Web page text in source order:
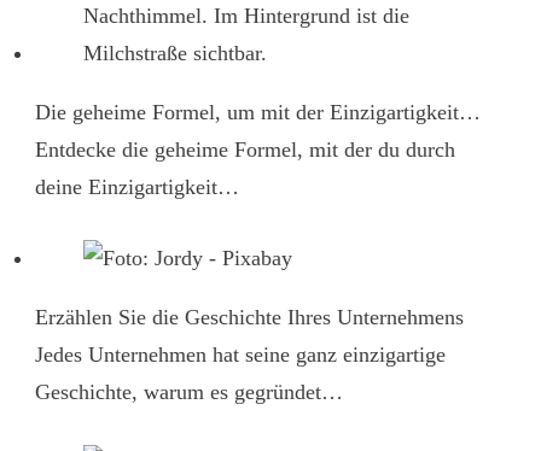
Die geheime Formel, um mit der Einzigartigkeit…
Entdecke die geheime Formel, mit der du durch
deine Einzigartigkeit…
Erzählen Sie die Geschichte Ihres Unternehmens
Jedes Unternehmen hat seine ganz einzigartige
Geschichte, warum es gegründet…